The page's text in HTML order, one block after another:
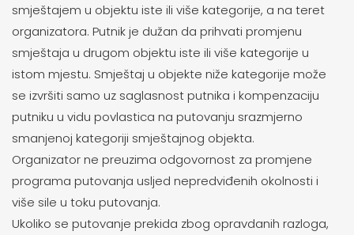
smještajem u objektu iste ili više kategorije, a na teret
organizatora. Putnik je dužan da prihvati promjenu
smještaja u drugom objektu iste ili više kategorije u
istom mjestu. Smještaj u objekte niže kategorije može
se izvršiti samo uz saglasnost putnika i kompenzaciju
putniku u vidu povlastica na putovanju srazmjerno
smanjenoj kategoriji smještajnog objekta.
Organizator ne preuzima odgovornost za promjene
programa putovanja usljed nepredviđenih okolnosti i
više sile u toku putovanja.
Ukoliko se putovanje prekida zbog opravdanih razloga,